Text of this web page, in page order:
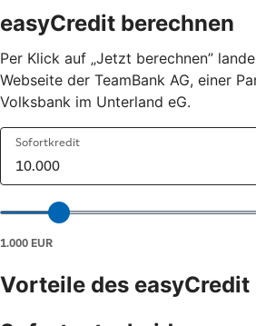
easyCredit berechnen
Per Klick auf „Jetzt berechnen”
Webseite der TeamBank AG, einer
Volksbank im Unterland eG.
Vorteile des easyCredit